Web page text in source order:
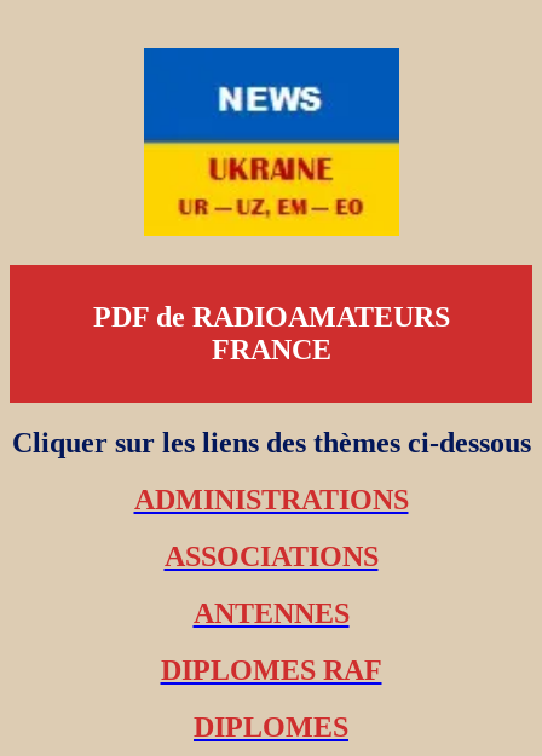
PDF de RADIOAMATEURS
FRANCE
Cliquer sur les liens des thèmes ci-dessous
ADMINISTRATIONS
ASSOCIATIONS
ANTENNES
DIPLOMES RAF
DIPLOMES